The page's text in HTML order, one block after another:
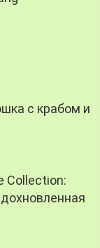
с крабом и
Collection: